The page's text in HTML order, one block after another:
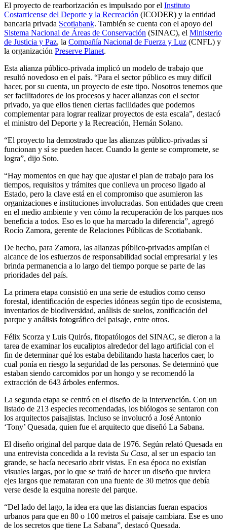
El proyecto de rearborización es impulsado por el Instituto
Costarricense del Deporte y la Recreación (ICODER) y la entidad
bancaria privada Scotiabank. También se cuenta con el apoyo del
Sistema Nacional de Áreas de Conservación (SINAC), el Ministerio
de Justicia y Paz, la Compañía Nacional de Fuerza y Luz (CNFL) y
la organización Preserve Planet.
Esta alianza público-privada implicó un modelo de trabajo que
resultó novedoso en el país. “Para el sector público es muy difícil
hacer, por su cuenta, un proyecto de este tipo. Nosotros tenemos que
ser facilitadores de los procesos y hacer alianzas con el sector
privado, ya que ellos tienen ciertas facilidades que podemos
complementar para lograr realizar proyectos de esta escala”, destacó
el ministro del Deporte y la Recreación, Hernán Solano.
“El proyecto ha demostrado que las alianzas público-privadas sí
funcionan y sí se pueden hacer. Cuando la gente se compromete, se
logra”, dijo Soto.
“Hay momentos en que hay que ajustar el plan de trabajo para los
tiempos, requisitos y trámites que conlleva un proceso ligado al
Estado, pero la clave está en el compromiso que asumieron las
organizaciones e instituciones involucradas. Son entidades que creen
en el medio ambiente y ven cómo la recuperación de los parques nos
beneficia a todos. Eso es lo que ha marcado la diferencia”, agregó
Rocío Zamora, gerente de Relaciones Públicas de Scotiabank.
De hecho, para Zamora, las alianzas público-privadas amplían el
alcance de los esfuerzos de responsabilidad social empresarial y les
brinda permanencia a lo largo del tiempo porque se parte de las
prioridades del país.
La primera etapa consistió en una serie de estudios como censo
forestal, identificación de especies idóneas según tipo de ecosistema,
inventarios de biodiversidad, análisis de suelos, zonificación del
parque y análisis fotográfico del paisaje, entre otros.
Félix Scorza y Luis Quirós, fitopatólogos del SINAC, se dieron a la
tarea de examinar los eucaliptos alrededor del lago artificial con el
fin de determinar qué los estaba debilitando hasta hacerlos caer, lo
cual ponía en riesgo la seguridad de las personas. Se determinó que
estaban siendo carcomidos por un hongo y se recomendó la
extracción de 643 árboles enfermos.
La segunda etapa se centró en el diseño de la intervención. Con un
listado de 213 especies recomendadas, los biólogos se sentaron con
los arquitectos paisajistas. Incluso se involucró a José Antonio
‘Tony’ Quesada, quien fue el arquitecto que diseñó La Sabana.
El diseño original del parque data de 1976. Según relató Quesada en
una entrevista concedida a la revista Su Casa, al ser un espacio tan
grande, se hacía necesario abrir vistas. En esa época no existían
visuales largas, por lo que se trató de hacer un diseño que tuviera
ejes largos que remataran con una fuente de 30 metros que debía
verse desde la esquina noreste del parque.
“Del lado del lago, la idea era que las distancias fueran espacios
urbanos para que en 80 o 100 metros el paisaje cambiara. Ese es uno
de los secretos que tiene La Sabana”, destacó Quesada.